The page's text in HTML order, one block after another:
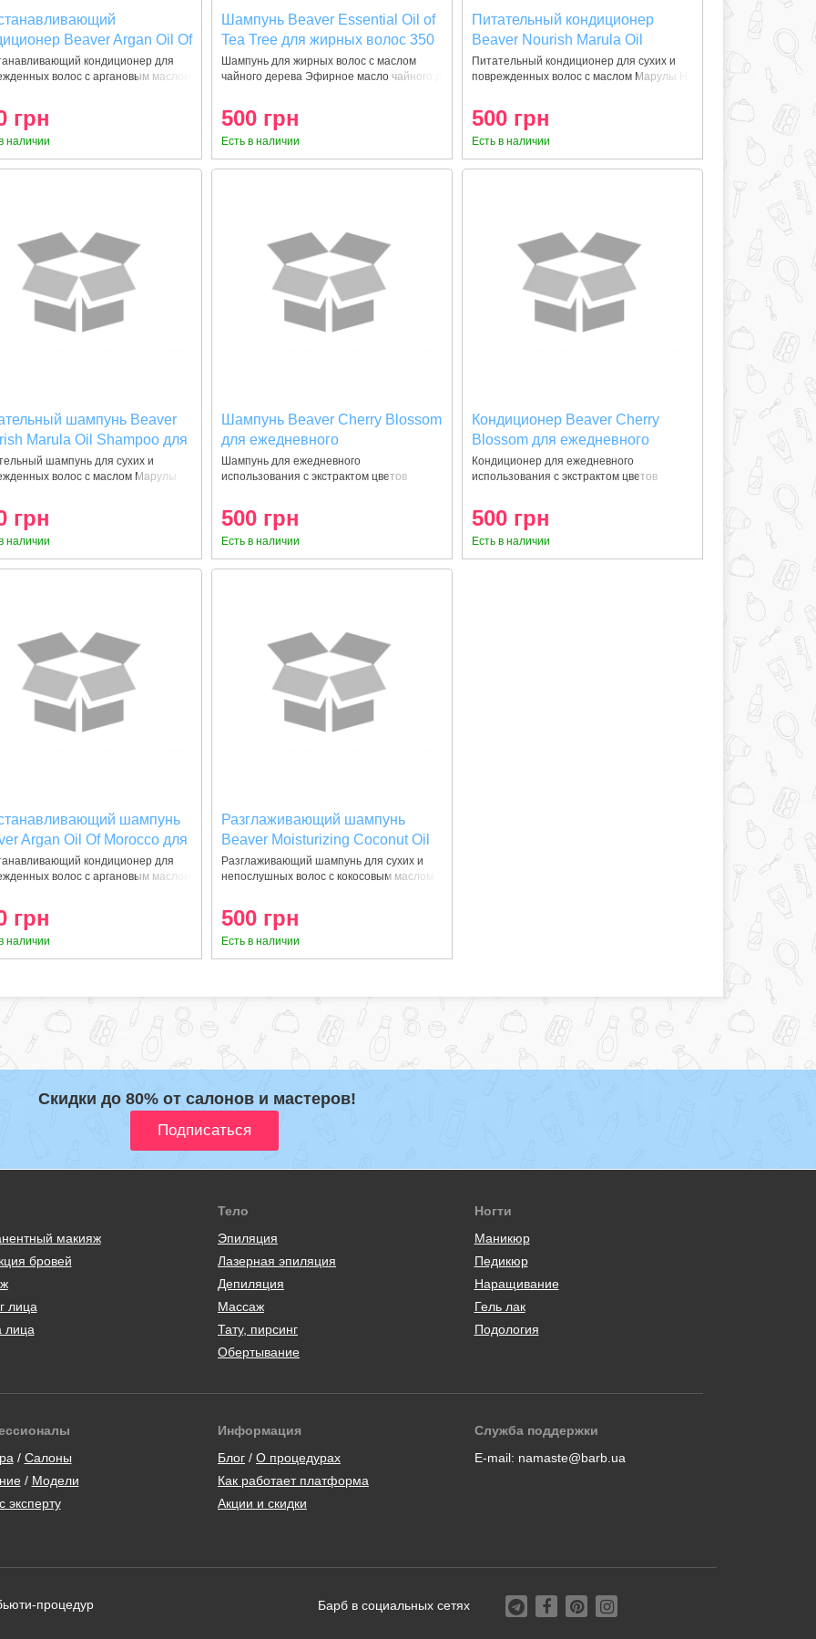
Beaver Argan Oil Of
для поврежденных
350 мл
кондиционер для
волос с аргановым маслом
грн
наличии
Шампунь Beaver Essential Oil of
Tea Tree для жирных волос 350
мл
Шампунь для жирных волос с маслом
чайного дерева Эфирное масло чайного д
500 грн
Есть в наличии
Питательный кондиционер
Beaver Nourish Marula Oil
Shampoo для сухих волос 350
мл
Питательный кондиционер для сухих и
поврежденных волос с маслом Марулы Н
500 грн
Есть в наличии
шампунь Beaver
Marula Oil Shampoo для
волос 350 мл
шампунь для сухих и
волос с маслом Марулы
грн
наличии
Шампунь Beaver Cherry Blossom
для ежедневного
использования 350 мл
Шампунь для ежедневного
использования с экстрактом цветов
500 грн
Есть в наличии
Кондиционер Beaver Cherry
Blossom для ежедневного
использования 350 мл
Кондиционер для ежедневного
использования с экстрактом цветов
500 грн
Есть в наличии
шампунь
Argan Oil Of Morocco для
волос 350 мл
кондиционер для
волос с аргановым маслом
грн
наличии
Разглаживающий шампунь
Beaver Moisturizing Coconut Oil
& Milk Shampoo 350 мл
Разглаживающий шампунь для сухих и
непослушных волос с кокосовым маслом
500 грн
Есть в наличии
Скидки до 80% от салонов и мастеров!
макияж
бровей
лица
лица
Тело
Эпиляция
Лазерная эпиляция
Депиляция
Массаж
Тату, пирсинг
Обертывание
Ногти
Маникюр
Педикюр
Наращивание
Гель лак
Подология
/ Салоны
/ Модели
эксперту
Информация
Блог / О процедурах
Как работает платформа
Акции и скидки
Служба поддержки
E-mail: namaste@barb.ua
процедур Барб в социальных сетях